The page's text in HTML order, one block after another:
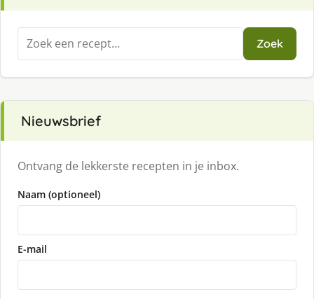
Zoeken
naar:
Zoek
Nieuwsbrief
Ontvang de lekkerste recepten in je inbox.
Naam (optioneel)
E-mail